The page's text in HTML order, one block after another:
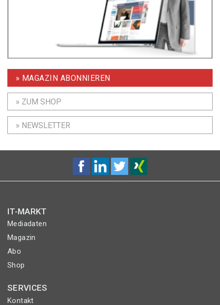
» MAGAZIN ABONNIEREN
» ZUM SHOP
» NEWSLETTER
IT-MARKT
Mediadaten
Magazin
Abo
Shop
SERVICES
Kontakt